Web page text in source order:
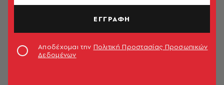
ΕΓΓΡΑΦΗ
Αποδέχομαι την Πολιτική Προστασίας Προσωπικών
Δεδομένων